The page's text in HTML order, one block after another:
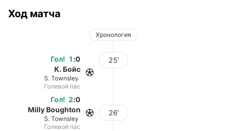
Ход матча
Хронология
Гол! 1 :0
К. Бойс
S. Townsley
Голевой пас
25’
Гол! 2:0
Milly Boughton
S. Townsley
Голевой пас
26’